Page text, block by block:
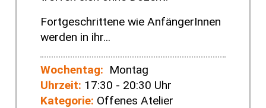
Fortgeschrittene wie AnfängerInnen
werden in ihr...
Wochentag: Montag
Uhrzeit: 17:30 - 20:30 Uhr
Kategorie: Offenes Atelier